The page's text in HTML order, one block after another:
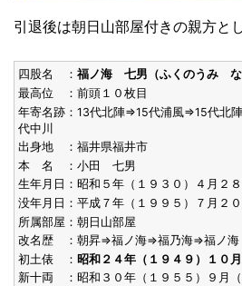
引退後は朝日山部屋付きの親方と
四股名 ：福ノ海 七男（ふくのうみ な
最高位 ：前頭１０枚目
年寄名跡：13代北陣⇒15代浦風⇒15代北
代中川
出身地 ：福井県福井市
本 名 ：小田 七男
生年月日：昭和５年（１９３０）４月２８
没年月日：平成７年（１９９５）７月２０
所属部屋：朝日山部屋
改名歴 ：朝昇⇒福ノ海⇒福乃海⇒福ノ海
初土俵 ： 昭和２４年（１９４９）１０
新十両 ：昭和３０年（１９５５）９月（